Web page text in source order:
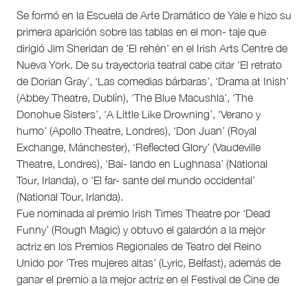
Se formó en la Escuela de Arte Dramático de Yale e hizo su
primera aparición sobre las tablas en el mon- taje que
dirigió Jim Sheridan de ‘El rehén’ en el Irish Arts Centre de
Nueva York. De su trayectoria teatral cabe citar ‘El retrato
de Dorian Gray’, ‘Las comedias bárbaras’, ‘Drama at Inish’
(Abbey Theatre, Dublín), ‘The Blue Macushla’, ‘The
Donohue Sisters’, ‘A Little Like Drowning’, ‘Verano y
humo’ (Apollo Theatre, Londres), ‘Don Juan’ (Royal
Exchange, Mánchester), ‘Reflected Glory’ (Vaudeville
Theatre, Londres), ‘Bai- lando en Lughnasa’ (National
Tour, Irlanda), o ‘El far- sante del mundo occidental’
(National Tour, Irlanda).
Fue nominada al premio Irish Times Theatre por ‘Dead
Funny’ (Rough Magic) y obtuvo el galardón a la mejor
actriz en los Premios Regionales de Teatro del Reino
Unido por ‘Tres mujeres altas’ (Lyric, Belfast), además de
ganar el premio a la mejor actriz en el Festival de Cine de